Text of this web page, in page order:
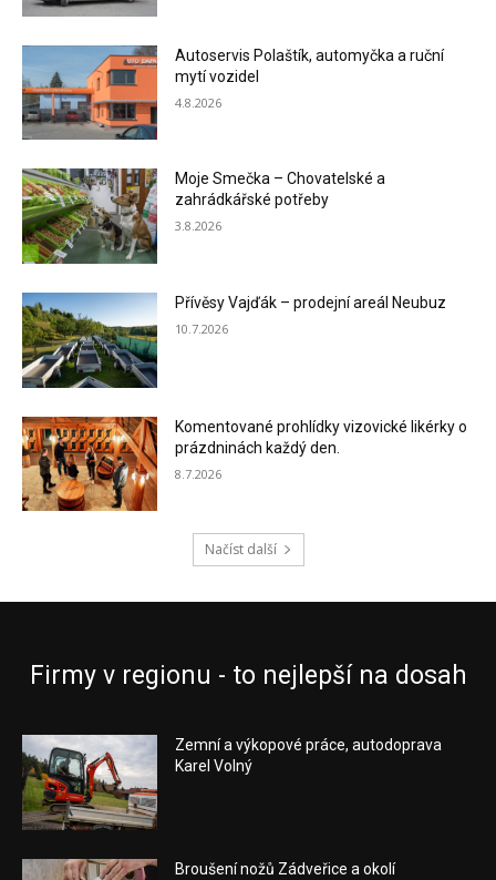
Autoservis Polaštík, automyčka a ruční
mytí vozidel
4.8.2026
Moje Smečka – Chovatelské a
zahrádkářské potřeby
3.8.2026
Přívěsy Vajďák – prodejní areál Neubuz
10.7.2026
Komentované prohlídky vizovické likérky o
prázdninách každý den.
8.7.2026
Načíst další
Firmy v regionu - to nejlepší na dosah
Zemní a výkopové práce, autodoprava
Karel Volný
Broušení nožů Zádveřice a okolí